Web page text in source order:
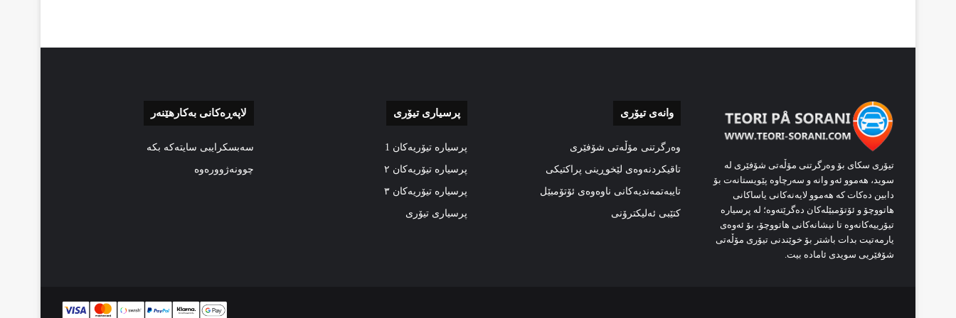
تیۆری سکای بۆ وەرگرتنی مۆڵەتی شۆفێری لە
سوید، هەموو ئەو وانە و سەرچاوە پێویستانەت بۆ
دابین دەکات کە هەموو لایەنەکانی یاساکانی
هاتووچۆ و ئۆتۆمبێلەکان دەگرێتەوە؛ لە پرسیارە
تیۆرییەکانەوە تا نیشانەکانی هاتووچۆ، بۆ ئەوەی
یارمەتیت بدات باشتر بۆ خوێندنی تیۆری مۆڵەتی
شۆفێریی سویدی ئامادە بیت.
وانەی تیۆری
وەرگرتنی مۆڵەتی شۆفێری
تاقیکردنەوەی لێخوڕینی پراکتیکی
تایبەتمەندیەکانی ناوەوەی ئۆتۆمبێل
کتێبی ئەلیکترۆنی
پرسیاری تیۆری
پرسیارە تیۆریەکان 1
پرسیارە تیۆریەکان ٢
پرسیارە تیۆریەکان ٣
پرسیاری تیۆری
لاپەڕەکانی بەکارهێنەر
سەبسکرایبی سایتەکە بکە
چوونەژوورەوە